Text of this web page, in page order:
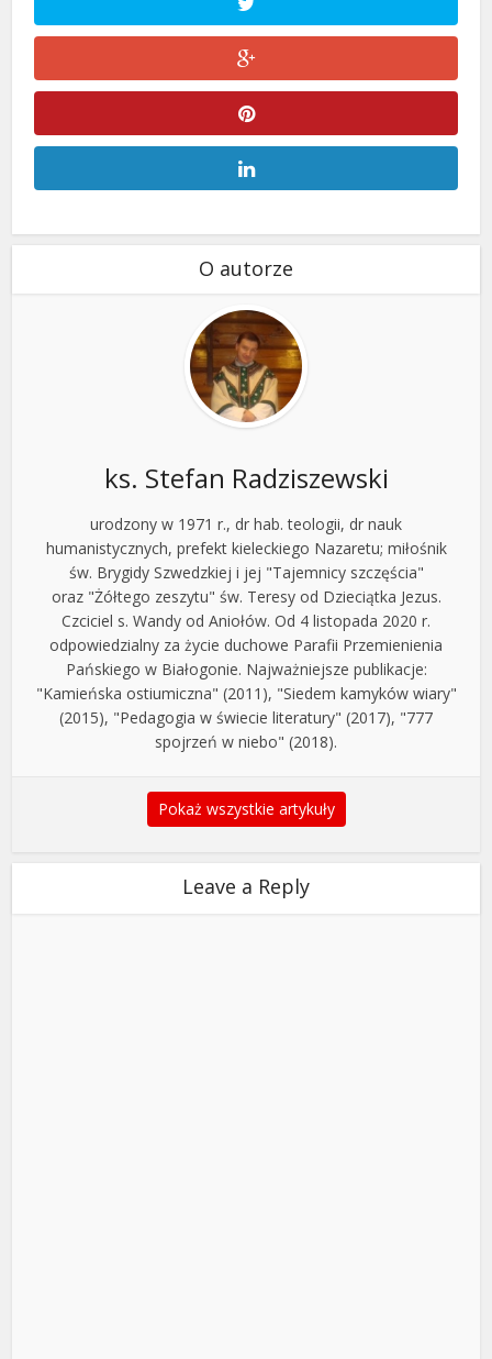
O autorze
ks. Stefan Radziszewski
urodzony w 1971 r., dr hab. teologii, dr nauk
humanistycznych, prefekt kieleckiego Nazaretu; miłośnik
św. Brygidy Szwedzkiej i jej "Tajemnicy szczęścia"
oraz "Żółtego zeszytu" św. Teresy od Dzieciątka Jezus.
Czciciel s. Wandy od Aniołów. Od 4 listopada 2020 r.
odpowiedzialny za życie duchowe Parafii Przemienienia
Pańskiego w Białogonie. Najważniejsze publikacje:
"Kamieńska ostiumiczna" (2011), "Siedem kamyków wiary"
(2015), "Pedagogia w świecie literatury" (2017), "777
spojrzeń w niebo" (2018).
Pokaż wszystkie artykuły
Leave a Reply